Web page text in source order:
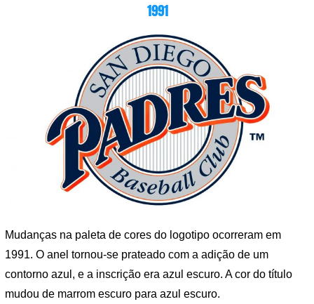
1991
Mudanças na paleta de cores do logotipo ocorreram em
1991. O anel tornou-se prateado com a adição de um
contorno azul, e a inscrição era azul escuro. A cor do título
mudou de marrom escuro para azul escuro.